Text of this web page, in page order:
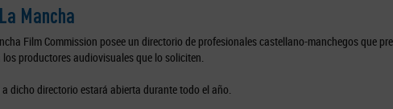
Mancha
Film Commission posee un directorio de profesionales castellano-manchegos que
los productores audiovisuales que lo soliciten.
dicho directorio estará abierta durante todo el año.